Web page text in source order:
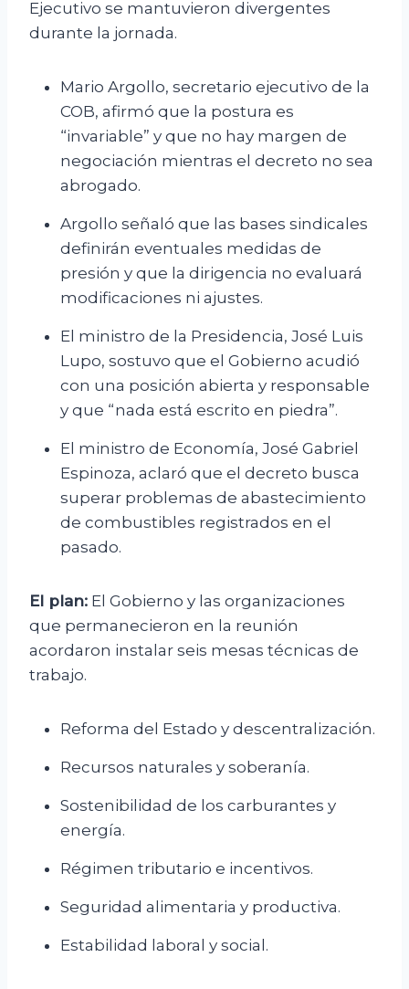
Ejecutivo se mantuvieron divergentes
durante la jornada.
Mario Argollo, secretario ejecutivo de la
COB, afirmó que la postura es
“invariable” y que no hay margen de
negociación mientras el decreto no sea
abrogado.
Argollo señaló que las bases sindicales
definirán eventuales medidas de
presión y que la dirigencia no evaluará
modificaciones ni ajustes.
El ministro de la Presidencia, José Luis
Lupo, sostuvo que el Gobierno acudió
con una posición abierta y responsable
y que “nada está escrito en piedra”.
El ministro de Economía, José Gabriel
Espinoza, aclaró que el decreto busca
superar problemas de abastecimiento
de combustibles registrados en el
pasado.
El plan: El Gobierno y las organizaciones
que permanecieron en la reunión
acordaron instalar seis mesas técnicas de
trabajo.
Reforma del Estado y descentralización.
Recursos naturales y soberanía.
Sostenibilidad de los carburantes y
energía.
Régimen tributario e incentivos.
Seguridad alimentaria y productiva.
Estabilidad laboral y social.